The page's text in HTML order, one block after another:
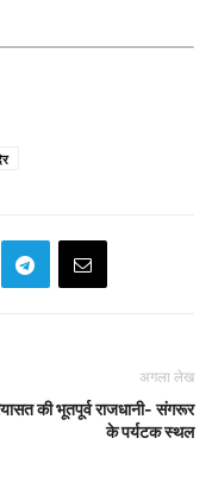
अगला लेख
की भूतपूर्व राजधानी- संगरूर
के पर्यटक स्थल